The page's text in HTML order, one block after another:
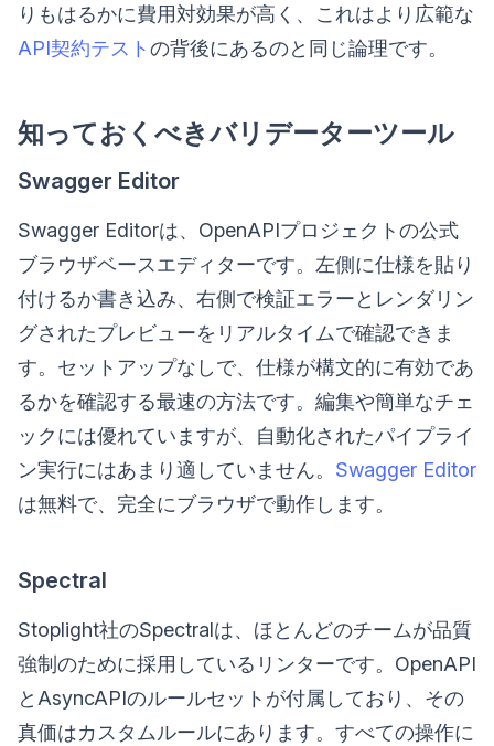
りもはるかに費用対効果が高く、これはより広範な
API契約テストの背後にあるのと同じ論理です。
知っておくべきバリデーターツール
Swagger Editor
Swagger Editorは、OpenAPIプロジェクトの公式
ブラウザベースエディターです。左側に仕様を貼り
付けるか書き込み、右側で検証エラーとレンダリン
グされたプレビューをリアルタイムで確認できま
す。セットアップなしで、仕様が構文的に有効であ
るかを確認する最速の方法です。編集や簡単なチェ
ックには優れていますが、自動化されたパイプライ
ン実行にはあまり適していません。 Swagger Editor
は無料で、完全にブラウザで動作します。
Spectral
Stoplight社のSpectralは、ほとんどのチームが品質
強制のために採用しているリンターです。OpenAPI
とAsyncAPIのルールセットが付属しており、その
真価はカスタムルールにあります。すべての操作に